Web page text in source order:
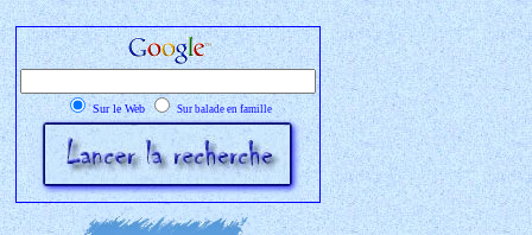
Sur le Web Sur balade en famille